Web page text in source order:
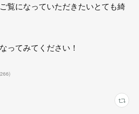
覧になっていただきたいとても綺
ってみてください！
266)